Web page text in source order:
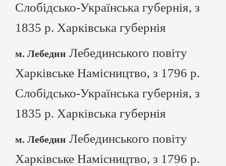
Слобідсько-Українська губернія, з
1835 р. Харківська губернія
м. Лебедин Лебединського повіту
Харківське Намісництво, з 1796 р.
Слобідсько-Українська губернія, з
1835 р. Харківська губернія
м. Лебедин Лебединського повіту
Харківське Намісництво, з 1796 р.